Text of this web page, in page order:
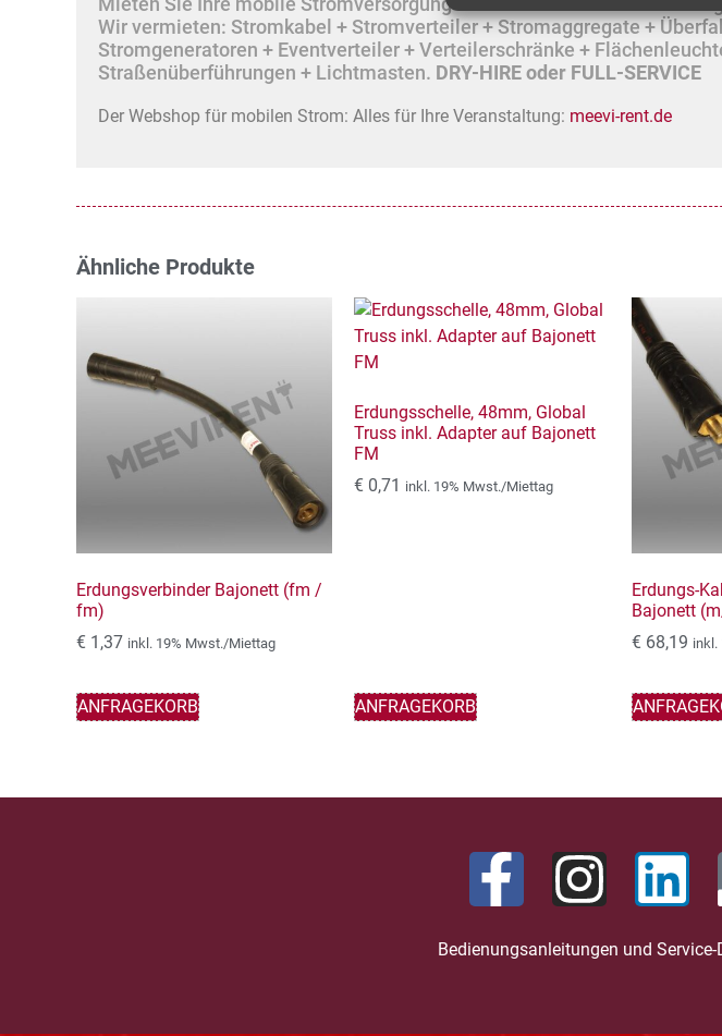
Wir vermieten: Stromkabel + Stromverteiler + Stromaggregate +
Stromgeneratoren + Eventverteiler + Verteilerschränke +
Straßenüberführungen + Lichtmasten. DRY-HIRE oder FULL-SERVICE
Der Webshop für mobilen Strom: Alles für Ihre Veranstaltung: meevi-rent.de
Ähnliche Produkte
Erdungsverbinder Bajonett (fm /
fm)
€ 1,37 inkl. 19% Mwst./Miettag
ANFRAGEKORB
Erdungsschelle, 48mm, Global
Truss inkl. Adapter auf Bajonett
FM
€ 0,71 inkl. 19% Mwst./Miettag
ANFRAGEKORB
Erdungs-
Bajonett
€ 68,19 inkl.
Bedienungsanleitungen und